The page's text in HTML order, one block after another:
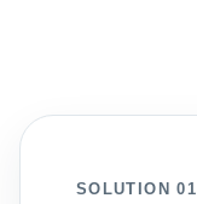
SOLUTION 01